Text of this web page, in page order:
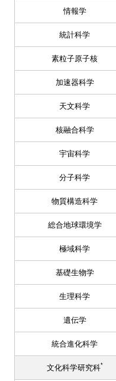
情報学
統計科学
素粒子原子核
加速器科学
天文科学
核融合科学
宇宙科学
分子科学
物質構造科学
総合地球環境学
極域科学
基礎生物学
生理科学
遺伝学
統合進化科学
文化科学研究科*